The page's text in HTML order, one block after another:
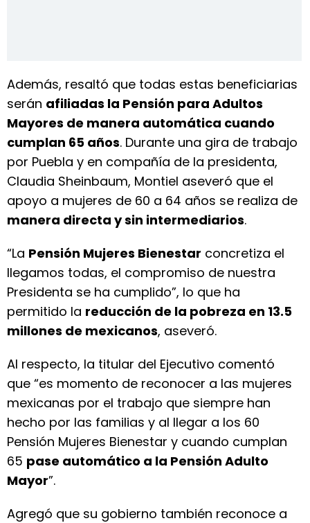
Además, resaltó que todas estas beneficiarias
serán afiliadas la Pensión para Adultos
Mayores de manera automática cuando
cumplan 65 años. Durante una gira de trabajo
por Puebla y en compañía de la presidenta,
Claudia Sheinbaum, Montiel aseveró que el
apoyo a mujeres de 60 a 64 años se realiza de
manera directa y sin intermediarios.
“La Pensión Mujeres Bienestar concretiza el
llegamos todas, el compromiso de nuestra
Presidenta se ha cumplido”, lo que ha
permitido la reducción de la pobreza en 13.5
millones de mexicanos, aseveró.
Al respecto, la titular del Ejecutivo comentó
que “es momento de reconocer a las mujeres
mexicanas por el trabajo que siempre han
hecho por las familias y al llegar a los 60
Pensión Mujeres Bienestar y cuando cumplan
65 pase automático a la Pensión Adulto
Mayor”.
Agregó que su gobierno también reconoce a